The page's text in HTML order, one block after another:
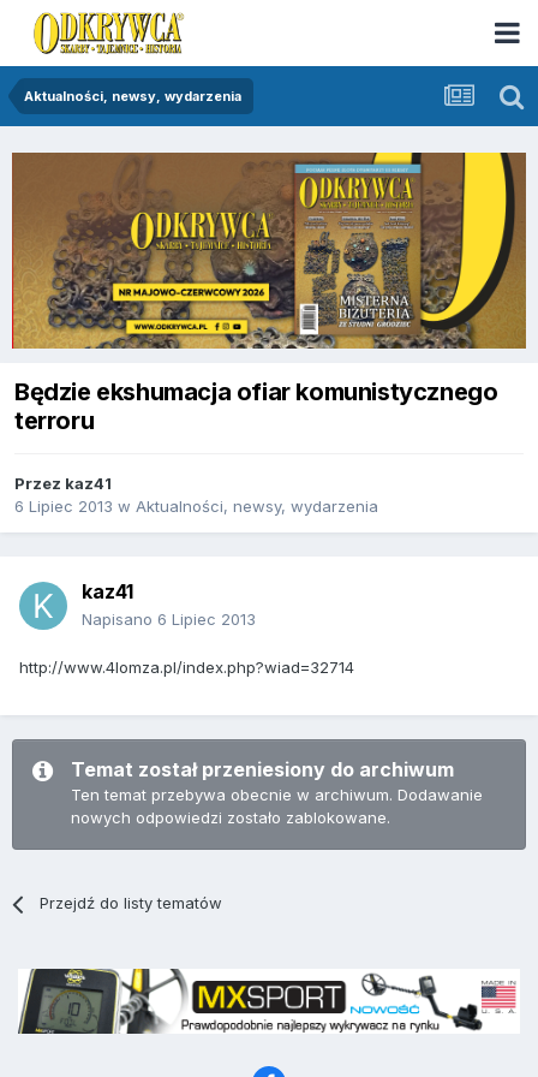
Aktualności, newsy, wydarzenia
Będzie ekshumacja ofiar komunistycznego
terroru
Przez kaz41
6 Lipiec 2013 w Aktualności, newsy, wydarzenia
kaz41
Napisano 6 Lipiec 2013
http://www.4lomza.pl/index.php?wiad=32714
Temat został przeniesiony do archiwum
Ten temat przebywa obecnie w archiwum. Dodawanie
nowych odpowiedzi zostało zablokowane.
Przejdź do listy tematów